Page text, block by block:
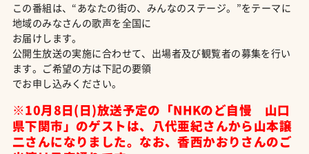
この番組は、“あなたの街の、みんなのステージ。”をテーマに
地域のみなさんの歌声を全国に
お届けします。
公開生放送の実施に合わせて、出場者及び観覧者の募集を行い
ます。ご希望の方は下記の要領
でお申し込みください。
※10月8日(日)放送予定の「NHKのど自慢 山口
県下関市」のゲストは、八代亜紀さんから山本譲
二さんになりました。なお、香西かおりさんのご